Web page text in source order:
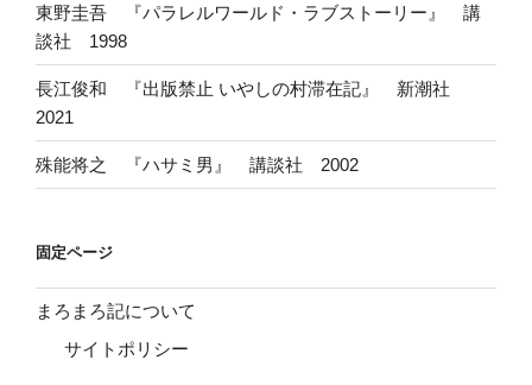
東野圭吾 『パラレルワールド・ラブストーリー』 講
談社 1998
長江俊和 『出版禁止 いやしの村滞在記』 新潮社
2021
殊能将之 『ハサミ男』 講談社 2002
固定ページ
まろまろ記について
サイトポリシー